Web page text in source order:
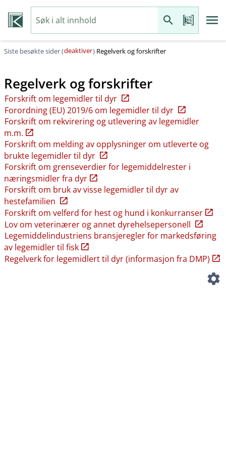
Siste besøkte sider (deaktiver) Regelverk og forskrifter
Regelverk og forskrifter
Forskrift om legemidler til dyr
Forordning (EU) 2019/6 om legemidler til dyr
Forskrift om rekvirering og utlevering av legemidler
m.m.
Forskrift om melding av opplysninger om utleverte og
brukte legemidler til dyr
Forskrift om grenseverdier for legemiddelrester i
næringsmidler fra dyr
Forskrift om bruk av visse legemidler til dyr av
hestefamilien
Forskrift om velferd for hest og hund i konkurranser
Lov om veterinærer og annet dyrehelsepersonell
Legemiddelindustriens bransjeregler for markedsføring
av legemidler til fisk
Regelverk for legemidlert til dyr (informasjon fra DMP)